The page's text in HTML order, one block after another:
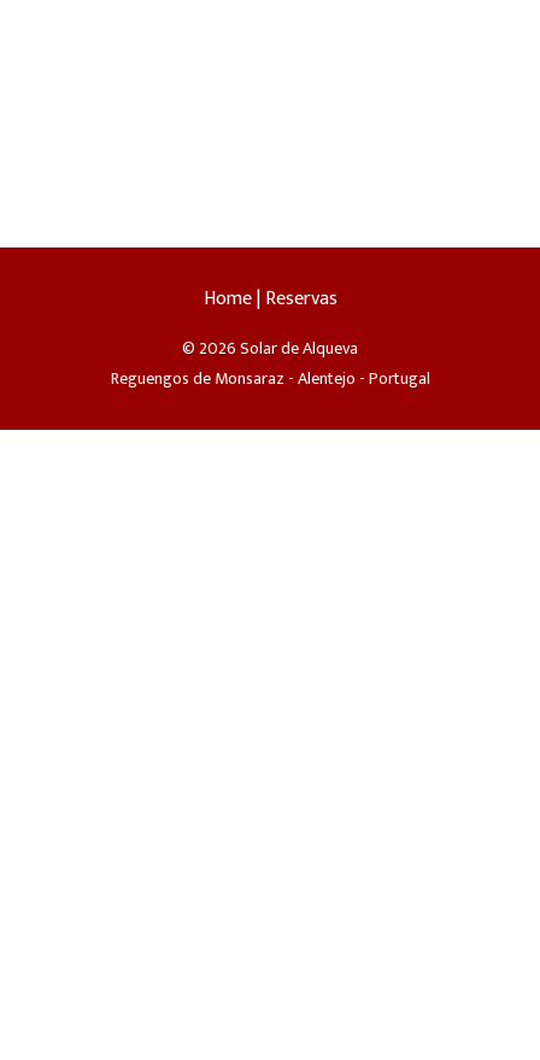
Home| Reservas
© 2026 Solar de Alqueva
Reguengos de Monsaraz - Alentejo - Portugal